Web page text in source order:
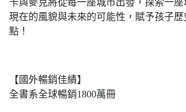
現在的風貌與未來的可能性，賦予孩子
點！
【國外暢銷佳績】
全書系全球暢銷1800萬冊